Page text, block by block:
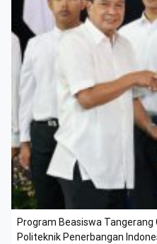
Program Beasiswa Tangerang
Politeknik Penerbangan